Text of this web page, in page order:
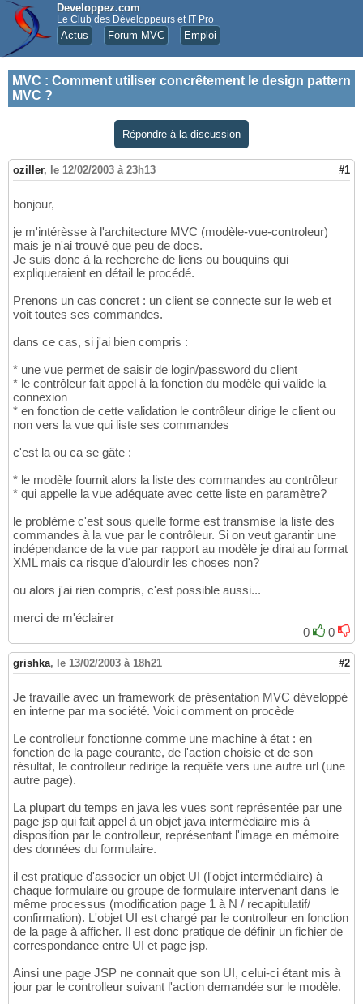
Developpez.com
Le Club des Développeurs et IT Pro
Actus Forum MVC Emploi
MVC : Comment utiliser concrêtement le design pattern
MVC ?
Répondre à la discussion
oziller, le 12/02/2003 à 23h13 #1
bonjour,
je m'intérèsse à l'architecture MVC (modèle-vue-controleur)
mais je n'ai trouvé que peu de docs.
Je suis donc à la recherche de liens ou bouquins qui
expliqueraient en détail le procédé.
Prenons un cas concret : un client se connecte sur le web et
voit toutes ses commandes.
dans ce cas, si j'ai bien compris :
* une vue permet de saisir de login/password du client
* le contrôleur fait appel à la fonction du modèle qui valide la
connexion
* en fonction de cette validation le contrôleur dirige le client ou
non vers la vue qui liste ses commandes
c'est la ou ca se gâte :
* le modèle fournit alors la liste des commandes au contrôleur
* qui appelle la vue adéquate avec cette liste en paramètre?
le problème c'est sous quelle forme est transmise la liste des
commandes à la vue par le contrôleur. Si on veut garantir une
indépendance de la vue par rapport au modèle je dirai au format
XML mais ca risque d'alourdir les choses non?
ou alors j'ai rien compris, c'est possible aussi...
merci de m'éclairer
0
0
grishka, le 13/02/2003 à 18h21 #2
Je travaille avec un framework de présentation MVC développé
en interne par ma société. Voici comment on procède
Le controlleur fonctionne comme une machine à état : en
fonction de la page courante, de l'action choisie et de son
résultat, le controlleur redirige la requête vers une autre url (une
autre page).
La plupart du temps en java les vues sont représentée par une
page jsp qui fait appel à un objet java intermédiaire mis à
disposition par le controlleur, représentant l'image en mémoire
des données du formulaire.
il est pratique d'associer un objet UI (l'objet intermédiaire) à
chaque formulaire ou groupe de formulaire intervenant dans le
même processus (modification page 1 à N / recapitulatif/
confirmation). L'objet UI est chargé par le controlleur en fonction
de la page à afficher. Il est donc pratique de définir un fichier de
correspondance entre UI et page jsp.
Ainsi une page JSP ne connait que son UI, celui-ci étant mis à
jour par le controlleur suivant l'action demandée sur le modèle.